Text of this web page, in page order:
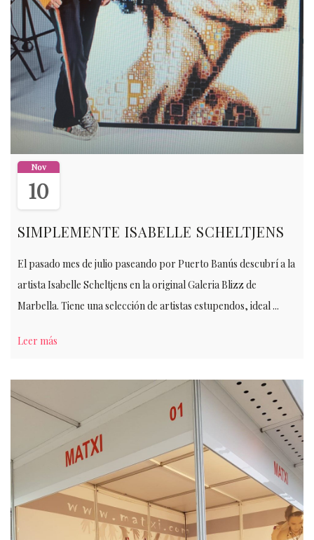
Nov
10
SIMPLEMENTE ISABELLE SCHELTJENS
El pasado mes de julio paseando por Puerto Banús descubrí a la
artista Isabelle Scheltjens en la original Galeria Blizz de
Marbella. Tiene una selección de artistas estupendos, ideal ...
Leer más